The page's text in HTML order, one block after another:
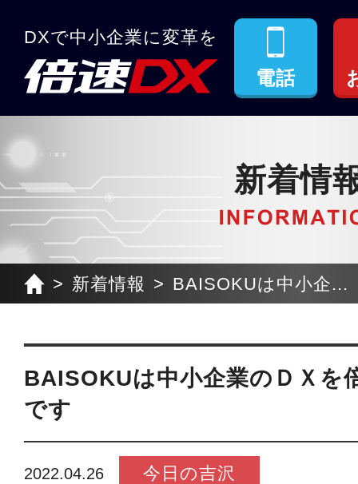
DXで中小企業に変革を
電話
新着情
新着情報 BAISOKUは中小企...
BAISOKUは中小企業のＤＸを
です
2022.04.26 今日の吉沢